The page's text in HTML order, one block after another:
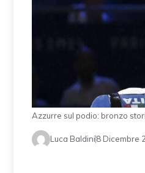
Azzurre sul podio: bronzo
Luca Baldini8 Dicembre